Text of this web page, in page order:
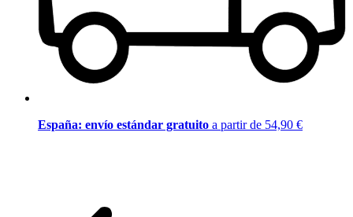
España: envío estándar gratuito a partir de 54,90 €